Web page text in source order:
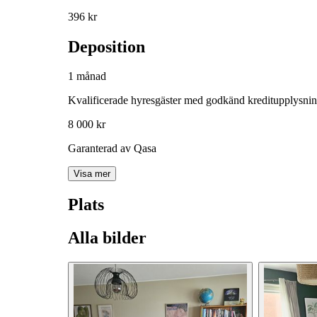
396 kr
Deposition
1 månad
Kvalificerade hyresgäster med godkänd
8 000 kr
Garanterad av Qasa
Visa mer
Plats
Alla bilder